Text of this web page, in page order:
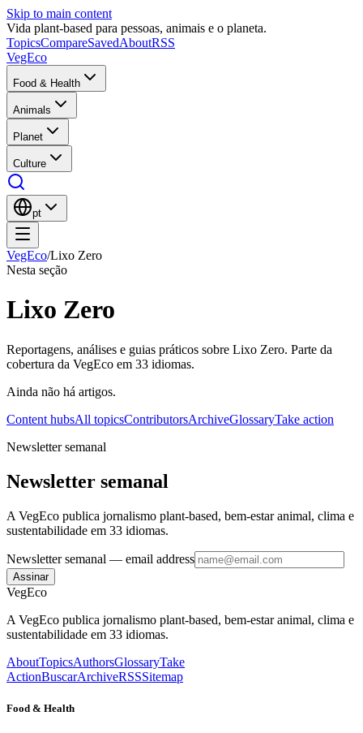
Skip to main content
Vida plant-based para pessoas, animais e o planeta.
TopicsCompareSavedAboutRSS
VegEco
Food & Health
Animals
Planet
Culture
pt
VegEco/Lixo Zero
Nesta seção
Lixo Zero
Reportagens, análises e guias práticos sobre Lixo Zero. Parte da
cobertura da VegEco em 33 idiomas.
Ainda não há artigos.
Content hubsAll topicsContributorsArchiveGlossaryTake action
Newsletter semanal
Newsletter semanal
A VegEco publica jornalismo plant-based, bem-estar animal, clima e
sustentabilidade em 33 idiomas.
Newsletter semanal — email address
Assinar
VegEco
A VegEco publica jornalismo plant-based, bem-estar animal, clima e
sustentabilidade em 33 idiomas.
AboutTopicsAuthorsGlossaryTake
ActionBuscarArchiveRSSSitemap
Food & Health